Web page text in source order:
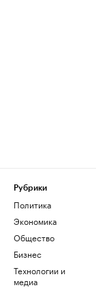
Рубрики
Политика
Экономика
Общество
Бизнес
Технологии и
медиа